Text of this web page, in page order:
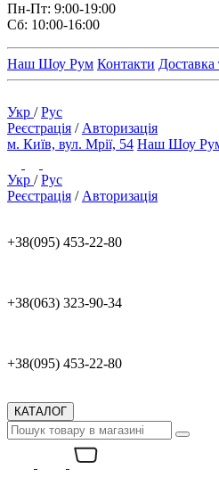
Пн-Пт: 9:00-19:00
Сб: 10:00-16:00
Наш Шоу Рум Контакти Доставка
Укр /Рус
Реєстрація / Авторизація
м. Київ, вул. Мрії, 54 Наш Шоу
Укр /Рус
Реєстрація / Авторизація
+38(095) 453-22-80
+38(063) 323-90-34
+38(095) 453-22-80
КАТАЛОГ